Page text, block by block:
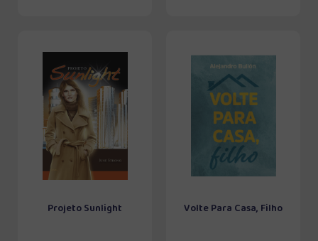
Projeto Sunlight Volte Para Casa, Filho